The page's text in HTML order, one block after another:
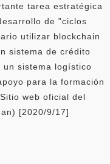
tarea estratégica
de "ciclos
utilizar blockchain
sistema de crédito
sistema logístico
para la formación
web oficial del
[2020/9/17]